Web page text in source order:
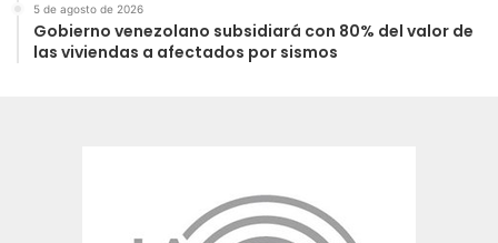
5 de agosto de 2026
Gobierno venezolano subsidiará con 80% del valor de
las viviendas a afectados por sismos